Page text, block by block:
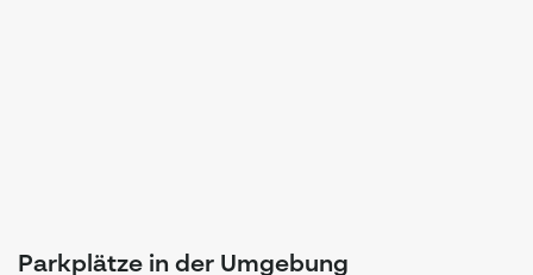
Parkplätze in der Umgebung